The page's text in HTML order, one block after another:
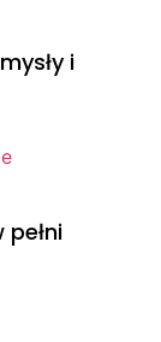
i
pełni